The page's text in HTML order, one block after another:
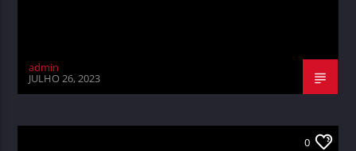
admin
JULHO 26, 2023
0